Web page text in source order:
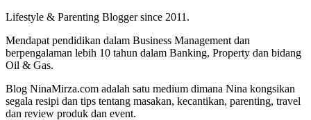
Lifestyle & Parenting Blogger since 2011.
Mendapat pendidikan dalam Business Management dan
berpengalaman lebih 10 tahun dalam Banking, Property dan bidang
Oil & Gas.
Blog NinaMirza.com adalah satu medium dimana Nina kongsikan
segala resipi dan tips tentang masakan, kecantikan, parenting, travel
dan review produk dan event.